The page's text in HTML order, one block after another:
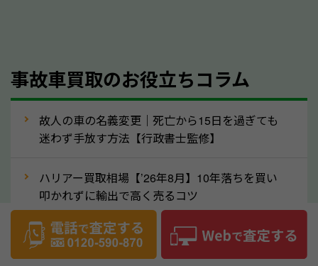
あるため、まずは三重県のソコカラへ車の状態につい
てお気軽にご相談ください。
⑥車の需要が高まるタイミングで売るのも
高価買取のポイント！
買取依頼をするのもポイントです。車にも需要の高い
時期と低い時期があり、低い時期だと査定金額が抑え
めになる可能性もあります。逆に需要が高い時期であ
れば、高い価格でも買取やすくなります。一般的に新
事故車買取のお役立ちコラム
故人の車の名義変更｜死亡から15日を過ぎても
迷わず手放す方法【行政書士監修】
ハリアー買取相場【’26年8月】10年落ちを買い
叩かれずに輸出で高く売るコツ
ヴェルファイア買取相場【’26年8月】10年落ち
でも「輸出」で高く売るコツ